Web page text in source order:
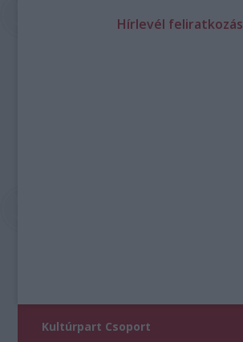
Hírlevél feliratkozás
Kultúrpart Csoport